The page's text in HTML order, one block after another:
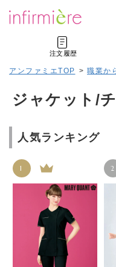
注文履歴
アンファミエTOP > 職業か
ジャケット/
人気ランキング
1 2